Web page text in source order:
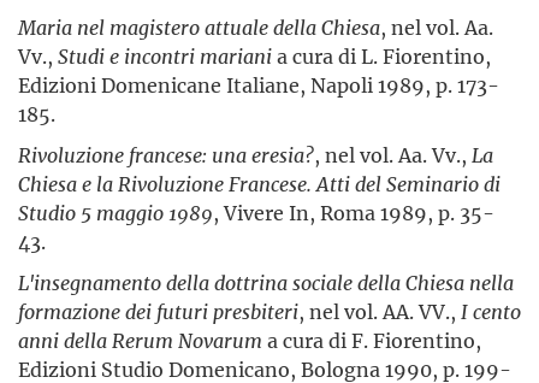
Maria nel magistero attuale della Chiesa, nel vol. Aa.
Vv., Studi e incontri mariania cura di L. Fiorentino,
Edizioni Domenicane Italiane, Napoli 1989, p. 173-
185.
Rivoluzione francese: una eresia?, nel vol. Aa. Vv., La
Chiesa e la Rivoluzione Francese. Atti del Seminario di
Studio 5 maggio 1989, Vivere In, Roma 1989, p. 35-
43.
L'insegnamento della dottrina sociale della Chiesa nella
formazione dei futuri presbiteri, nel vol. AA. VV., I cento
anni della Rerum Novarum a cura di F. Fiorentino,
Edizioni Studio Domenicano, Bologna 1990, p. 199-